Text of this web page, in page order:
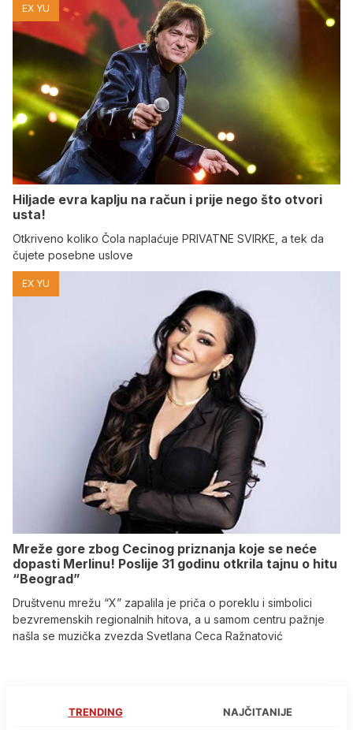
EX YU
Hiljade evra kaplju na račun i prije nego što otvori
usta!
Otkriveno koliko Čola naplaćuje PRIVATNE SVIRKE, a tek da
čujete posebne uslove
EX YU
Mreže gore zbog Cecinog priznanja koje se neće
dopasti Merlinu! Poslije 31 godinu otkrila tajnu o hitu
“Beograd”
Društvenu mrežu “X” zapalila je priča o poreklu i simbolici
bezvremenskih regionalnih hitova, a u samom centru pažnje
našla se muzička zvezda Svetlana Ceca Ražnatović
TRENDING NAJČITANIJE